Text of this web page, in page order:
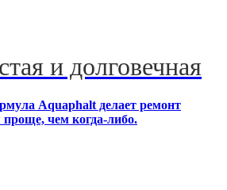
и долговечная
Aquaphalt делает ремонт
чем когда-либо.